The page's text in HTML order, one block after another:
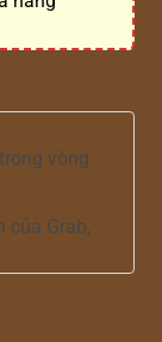
vòng
của Grab,